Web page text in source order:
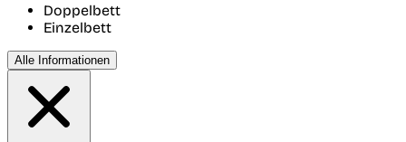
Doppelbett
Einzelbett
Alle Informationen